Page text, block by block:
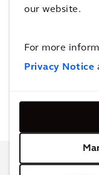
our website.
For more
Privacy Notice